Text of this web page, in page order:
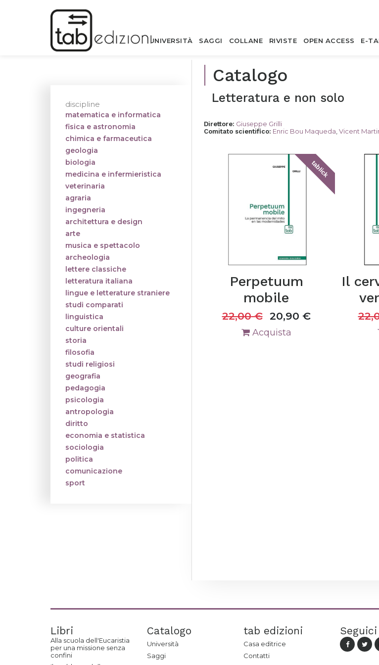
UNIVERSITÀ SAGGI COLLANE RIVISTE OPEN ACCESS E-
Catalogo
Letteratura e non solo
Direttore: Giuseppe Grilli
Comitato scientifico: Enric Bou Maqueda Vicent
discipline
matematica e informatica
fisica e astronomia
chimica e farmaceutica
geologia
biologia
medicina e infermieristica
veterinaria
agraria
ingegneria
architettura e design
arte
musica e spettacolo
archeologia
lettere classiche
letteratura italiana
lingue e letterature straniere
studi comparati
linguistica
culture orientali
storia
filosofia
studi religiosi
geografia
pedagogia
psicologia
antropologia
diritto
economia e statistica
sociologia
politica
comunicazione
sport
tablick
Perpetuum
mobile
22,00€ 20,90 €
Acquista
Il
Libri
Alla scuola dell'Eucaristia
per una missione senza
confini
Catalogo
Università
Saggi
tab edizioni
Casa editrice
Contatti